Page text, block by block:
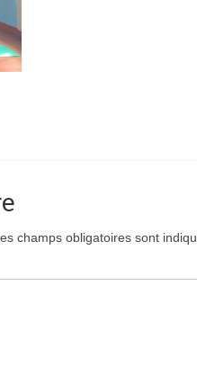
champs obligatoires sont